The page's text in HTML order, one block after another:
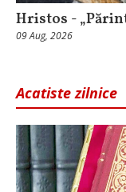
Hristos -
09 Aug, 2026
Acatiste zilnice